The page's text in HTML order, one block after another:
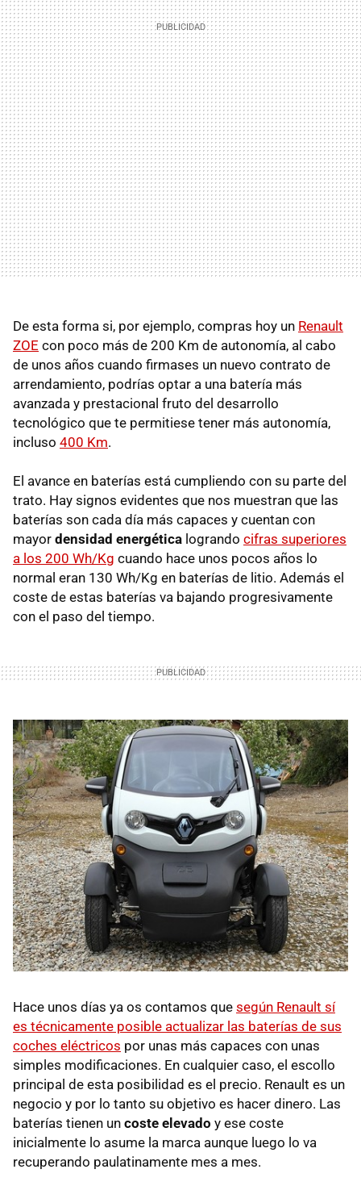
De esta forma si, por ejemplo, compras hoy un Renault
ZOE con poco más de 200 Km de autonomía, al cabo
de unos años cuando firmases un nuevo contrato de
arrendamiento, podrías optar a una batería más
avanzada y prestacional fruto del desarrollo
tecnológico que te permitiese tener más autonomía,
incluso 400 Km.
El avance en baterías está cumpliendo con su parte del
trato. Hay signos evidentes que nos muestran que las
baterías son cada día más capaces y cuentan con
mayor densidad energética logrando cifras superiores
a los 200 Wh/Kg cuando hace unos pocos años lo
normal eran 130 Wh/Kg en baterías de litio. Además el
coste de estas baterías va bajando progresivamente
con el paso del tiempo.
Hace unos días ya os contamos que según Renault sí
es técnicamente posible actualizar las baterías de sus
coches eléctricos por unas más capaces con unas
simples modificaciones. En cualquier caso, el escollo
principal de esta posibilidad es el precio. Renault es un
negocio y por lo tanto su objetivo es hacer dinero. Las
baterías tienen un coste elevado y ese coste
inicialmente lo asume la marca aunque luego lo va
recuperando paulatinamente mes a mes.